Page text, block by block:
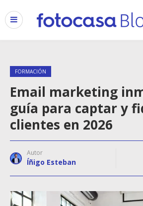
FORMACIÓN
Email marketing
guía para captar y
clientes en 2026
Autor
Íñigo Esteban